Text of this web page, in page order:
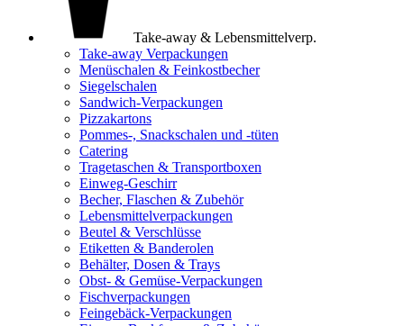
Take-away & Lebensmittelverp.
Take-away Verpackungen
Menüschalen & Feinkostbecher
Siegelschalen
Sandwich-Verpackungen
Pizzakartons
Pommes-, Snackschalen und -tüten
Catering
Tragetaschen & Transportboxen
Einweg-Geschirr
Becher, Flaschen & Zubehör
Lebensmittelverpackungen
Beutel & Verschlüsse
Etiketten & Banderolen
Behälter, Dosen & Trays
Obst- & Gemüse-Verpackungen
Fischverpackungen
Feingebäck-Verpackungen